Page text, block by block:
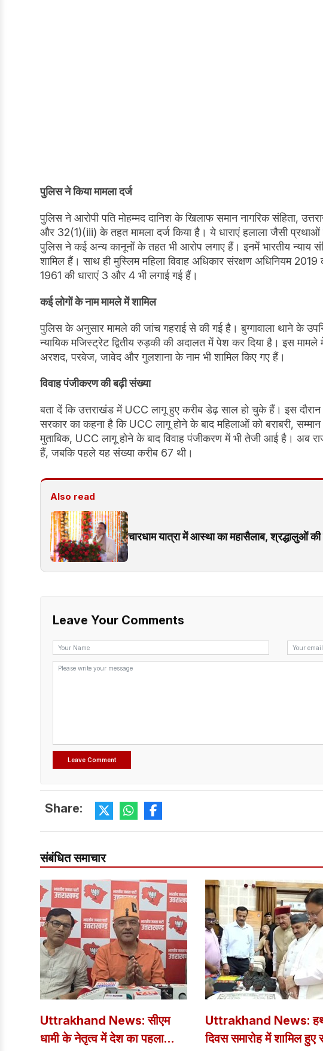
पुलिस ने किया मामला दर्ज
पुलिस ने आरोपी पति मोहम्मद दानिश के खिलाफ समान नागरिक संहिता,
और 32(1)(iii) के तहत मामला दर्ज किया है। ये धाराएं हलाला जैसी
पुलिस ने कई अन्य कानूनों के तहत भी आरोप लगाए हैं। इनमें भारतीय न्याय
शामिल हैं। साथ ही मुस्लिम महिला विवाह अधिकार संरक्षण अधिनियम
1961 की धाराएं 3 और 4 भी लगाई गई हैं।
कई लोगों के नाम मामले में शामिल
पुलिस के अनुसार मामले की जांच गहराई से की गई है। बुग्गावाला थाने के
न्यायिक मजिस्ट्रेट द्वितीय रुड़की की अदालत में पेश कर दिया है। इस
अरशद, परवेज, जावेद और गुलशाना के नाम भी शामिल किए गए हैं।
विवाह पंजीकरण की बढ़ी संख्या
बता दें कि उत्तराखंड में UCC लागू हुए करीब डेढ़ साल हो चुके हैं। इस
सरकार का कहना है कि UCC लागू होने के बाद महिलाओं को बराबरी,
मुताबिक, UCC लागू होने के बाद विवाह पंजीकरण में भी तेजी आई है। अब
हैं, जबकि पहले यह संख्या करीब 67 थी।
Also read
चारधाम यात्रा में आस्था का महासैलाब, श्रद्धालुओं
Leave Your Comments
Share:
संबंधित समाचार
Uttrakhand News: सीएम
धामी के नेतृत्व में देश का पहला
Uttrakhand News:
दिवस समारोह में शामिल हुए